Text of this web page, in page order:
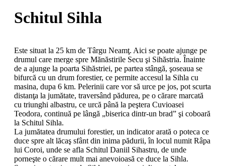
Schitul Sihla
Este situat la 25 km de Târgu Neamţ. Aici se poate ajunge pe
drumul care merge spre Mănăstirile Secu şi Sihăstria. Înainte
de a ajunge la poarta Sihăstriei, pe partea stângă, şoseaua se
bifurcă cu un drum forestier, ce permite accesul la Sihla cu
masina, dupa 6 km. Pelerinii care vor să urce pe jos, pot scurta
distanţa la jumătate, traversând pădurea, pe o cărare marcată
cu triunghi albastru, ce urcă până la peştera Cuvioasei
Teodora, continuă pe lângă „biserica dintr-un brad” şi coboară
la Schitul Sihla.
La jumătatea drumului forestier, un indicator arată o poteca ce
duce spre alt lăcaş sfânt din inima pădurii, în locul numit Râpa
lui Coroi, unde se afla Schitul Daniil Sihastru, de unde
porneşte o cărare mult mai anevoioasă ce duce la Sihla.